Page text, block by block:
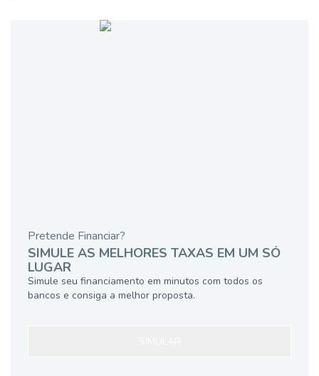
Pretende Financiar?
SIMULE AS MELHORES TAXAS EM UM SÓ
LUGAR
Simule seu financiamento em minutos com todos os
bancos e consiga a melhor proposta.